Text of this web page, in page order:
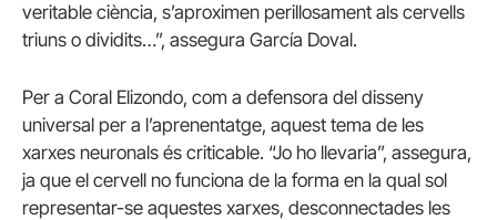
veritable ciència, s’aproximen perillosament als cervells
triuns o dividits…”, assegura García Doval.
Per a Coral Elizondo, com a defensora del disseny
universal per a l’aprenentatge, aquest tema de les
xarxes neuronals és criticable. “Jo ho llevaria”, assegura,
ja que el cervell no funciona de la forma en la qual sol
representar-se aquestes xarxes, desconnectades les